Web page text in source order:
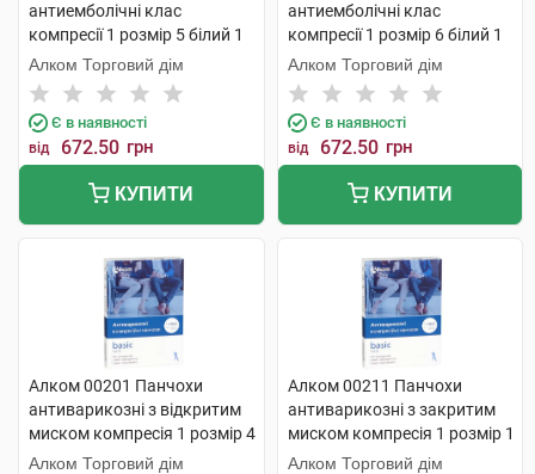
антиемболічні клас
компресії 1 розмір 5 білий 1
пара
Алком Торговий дім
Є в наявності
від 672.50 грн
КУПИТИ
антиемболічні клас
компресії 1 розмір 6 білий 1
пара
Алком Торговий дім
Є в наявності
від 672.50 грн
КУПИТИ
Алком 00201 Панчохи
антиварикозні з відкритим
миском компресія 1 розмір 4
бежевий 1 пара
Алком Торговий дім
Алком 00211 Панчохи
антиварикозні з закритим
миском компресія 1 розмір 1
чорні 1 пара
Алком Торговий дім